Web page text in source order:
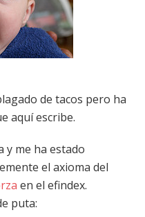
de tacos pero ha
aquí escribe.
y me ha estado
el axioma del
en el efindex.
puta: